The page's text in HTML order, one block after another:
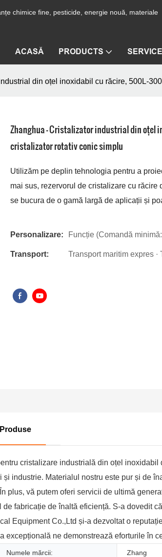
chimice fine, pesticide, energie nouă, materiale
ACASĂ PRODUCTS SERVICE
din oțel inoxidabil cu răcire, 500L-
Zhanghua - Cristalizator industrial din oțel
cristalizator rotativ conic simplu
Utilizăm pe deplin tehnologia pentru a
mai sus, rezervorul de cristalizare cu
se bucura de o gamă largă de aplicații și
Personalizare: Funcție (Comandă
Transport: Transport maritim expres ·
cristalizare industrială din oțel inoxidabil
industrie. Materialul nostru este pur și de
plus, vă putem oferi servicii de ultimă
fabricație de înaltă eficiență. S-a dovedit
Equipment Co.,Ltd și-a dezvoltat o
ne demonstrează eforturile în
Numele mărcii: Zhang